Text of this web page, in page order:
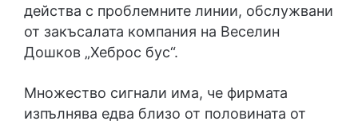
действа с проблемните линии, обслужвани
от закъсалата компания на Веселин
Дошков „Хеброс бус“.
Множество сигнали има, че фирмата
изпълнява едва близо от половината от